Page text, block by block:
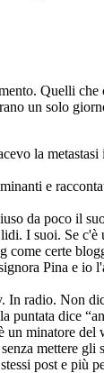
Quelli
un solo
la metastasi
e
da poco il
I suoi. Se
certe
Pina e io
radio. Non
puntata dice
minatore del
mettere
post e più